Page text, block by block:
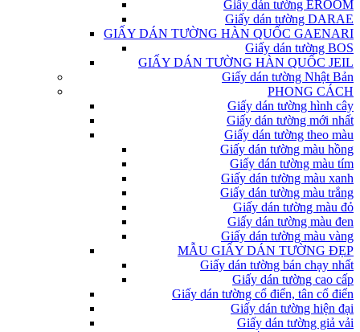
Giấy dán tường EROOM
Giấy dán tường DARAE
GIẤY DÁN TƯỜNG HÀN QUỐC GAENARI
Giấy dán tường BOS
GIẤY DÁN TƯỜNG HÀN QUỐC JEIL
Giấy dán tường Nhật Bản
PHONG CÁCH
Giấy dán tường hình cây
Giấy dán tường mới nhất
Giấy dán tường theo màu
Giấy dán tường màu hồng
Giấy dán tường màu tím
Giấy dán tường màu xanh
Giấy dán tường màu trắng
Giấy dán tường màu đỏ
Giấy dán tường màu đen
Giấy dán tường màu vàng
MẪU GIẤY DÁN TƯỜNG ĐẸP
Giấy dán tường bán chạy nhất
Giấy dán tường cao cấp
Giấy dán tường cổ điển, tân cổ điển
Giấy dán tường hiện đại
Giấy dán tường giả vải